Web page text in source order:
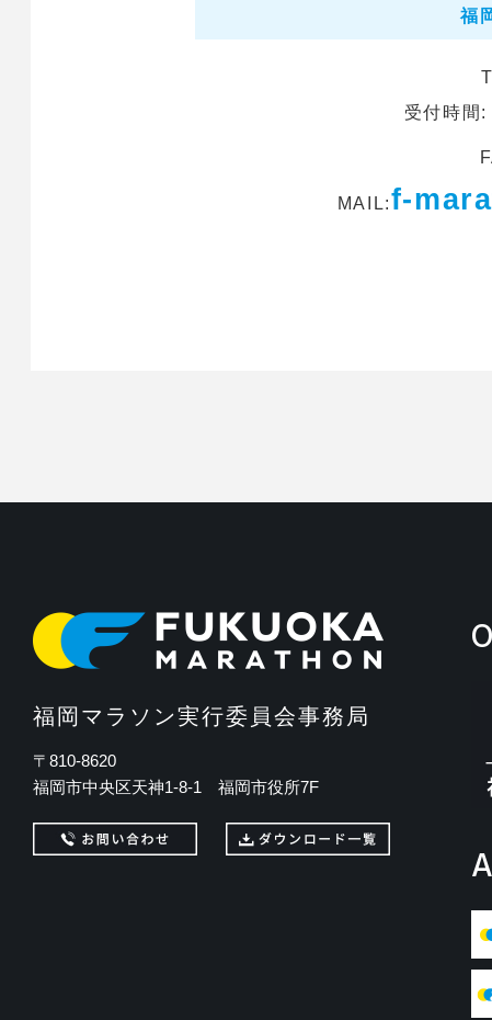
福
受付時間
MAIL:f-
福岡マラソン実行委員会事務局
〒810-8620
福岡市中央区天神1-8-1 福岡市役所7F